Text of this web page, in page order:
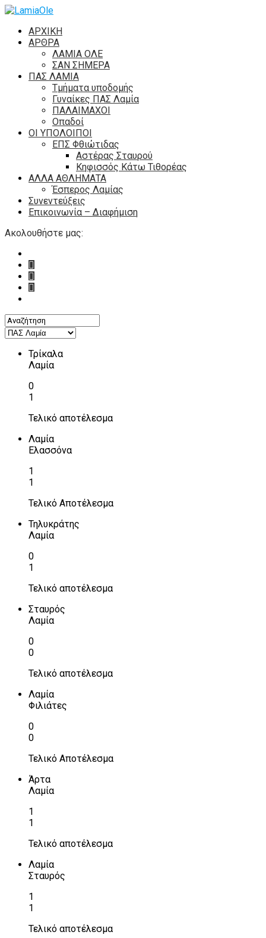
ΑΡΧΙΚΗ
ΑΡΘΡΑ
ΛΑΜΙΑ ΟΛΕ
ΣΑΝ ΣΗΜΕΡΑ
ΠΑΣ ΛΑΜΙΑ
Τμήματα υποδομής
Γυναίκες ΠΑΣ Λαμία
ΠΑΛΑΙΜΑΧΟΙ
Οπαδοί
ΟΙ ΥΠΟΛΟΙΠΟΙ
ΕΠΣ Φθιώτιδας
Αστέρας Σταυρού
Κηφισσός Κάτω Τιθορέας
ΑΛΛΑ ΑΘΛΗΜΑΤΑ
Έσπερος Λαμίας
Συνεντεύξεις
Επικοινωνία – Διαφήμιση
Ακολουθήστε μας:
Τρίκαλα
Λαμία
0
1
Τελικό αποτέλεσμα
Λαμία
Ελασσόνα
1
1
Τελικό Αποτέλεσμα
Τηλυκράτης
Λαμία
0
1
Τελικό αποτέλεσμα
Σταυρός
Λαμία
0
0
Τελικό αποτέλεσμα
Λαμία
Φιλιάτες
0
0
Τελικό Αποτέλεσμα
Άρτα
Λαμία
1
1
Τελικό αποτέλεσμα
Λαμία
Σταυρός
1
1
Τελικό αποτέλεσμα